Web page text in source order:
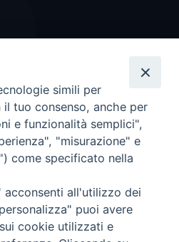
simili per
tuo consenso, anche per
e funzionalità semplici",
"misurazione" e
come specificato nella
all'utilizzo dei
puoi avere
cookie utilizzati e